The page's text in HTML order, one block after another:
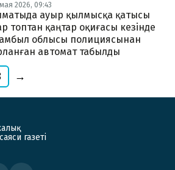
2026, 09:43
ауыр қылмысқа қатысы
топтан қаңтар оқиғасы кезінде
облысы полициясынан
автомат табылды
→
газеті